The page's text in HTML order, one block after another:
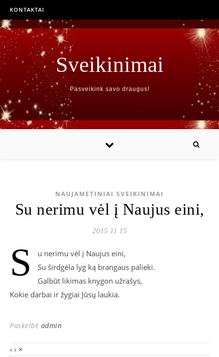
KONTAKTAI
Sveikinimai
Pasveikink savo draugus!
NAUJAMETINIAI SVEIKINIMAI
Su nerimu vėl į Naujus eini,
2015 11 15
S
u nerimu vėl į Naujus eini,
Su širdgėla lyg ką brangaus palieki.
Galbūt likimas knygon užrašys,
Kokie darbai ir žygiai Jūsų laukia.
Paskelbė admin
‹ › ×